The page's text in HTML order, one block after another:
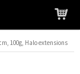
100g, Halo extensions